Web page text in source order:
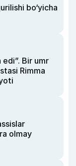
bo‘yicha
Bir umr
Rimma
olmay